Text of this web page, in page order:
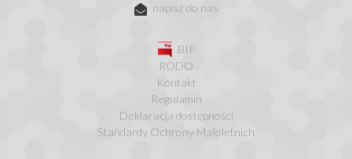
napisz do nas
BIP
RODO
Kontakt
Regulamin
Deklaracja dostępności
Standardy Ochrony Małoletnich